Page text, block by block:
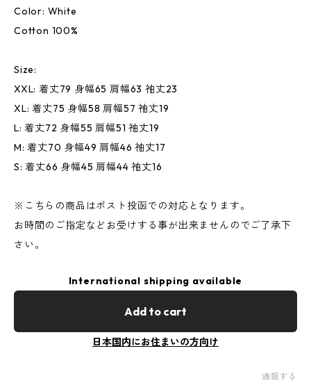
Color: White
Cotton 100%
Size:
XXL: 着丈79 身幅65 肩幅63 袖丈23
XL: 着丈75 身幅58 肩幅57 袖丈19
L: 着丈72 身幅55 肩幅51 袖丈19
M: 着丈70 身幅49 肩幅46 袖丈17
S: 着丈66 身幅45 肩幅44 袖丈16
※こちらの商品はポスト投函での対応となります。
お時間のご指定などお受けする事が出来ませんのでご了承下
さい。
International shipping available
Add to cart
日本国内にお住まいの方向け
通報する